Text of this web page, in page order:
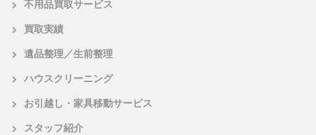
不用品買取サービス
買取実績
遺品整理／生前整理
ハウスクリーニング
お引越し・家具移動サービス
スタッフ紹介